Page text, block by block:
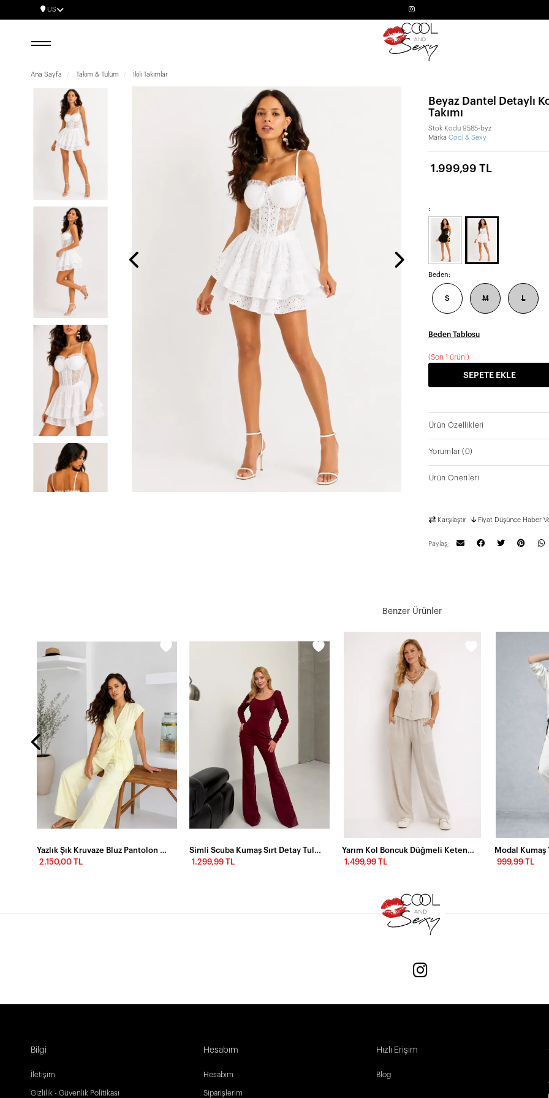
US
Ana Sayfa Takım & Tulum İkili Takımlar
Beyaz Dantel Detaylı
Takımı
Stok Kodu 9585-byz
Marka Cool & Sexy
1.999,99 TL
:
Beden:
S M L
Beden Tablosu
(Son 1 ürün!)
SEPETE EKLE
Ürün Özellikleri
Yorumlar(0)
Ürün Önerileri
Karşılaştır Fiyat Düşünce Haber
Paylaş;
Benzer Ürünler
2.150,00 TL
1.299,99 TL
1.499,99 TL
999,99 TL
Bilgi
İletişim
Gizlilik - Güvenlik Politikası
Hesabım
Hesabım
Siparişlerim
Hızlı Erişim
Blog